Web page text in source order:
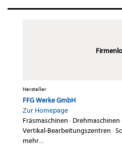
Hersteller
FFG Werke GmbH
Zur Homepage
Fräsmaschinen · Drehmaschinen
Vertikal-Bearbeitungszentren ·
mehr...